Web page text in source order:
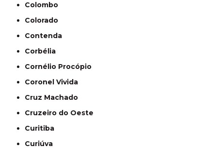
Colombo
Colorado
Contenda
Corbélia
Cornélio Procópio
Coronel Vivida
Cruz Machado
Cruzeiro do Oeste
Curitiba
Curiúva